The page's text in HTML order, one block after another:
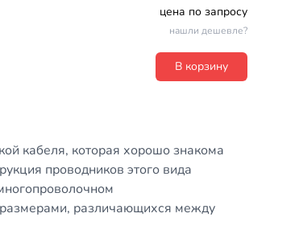
цена по запросу
нашли дешевле?
В корзину
кабеля, которая хорошо знакома
проводников этого вида
различающихся между